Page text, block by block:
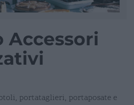
Accessori
portataglieri, portaposate e